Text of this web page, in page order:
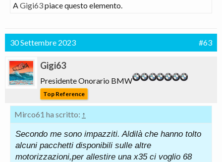
AGigi63piace questo elemento.
30 Settembre 2023 #63
Gigi63
Presidente Onorario BMW
Top Reference
Mirco61 ha scritto: ↑
Secondo me sono impazziti. Aldilà che hanno tolto
alcuni pacchetti disponibili sulle altre
motorizzazioni,per allestire una x35 ci voglio 68